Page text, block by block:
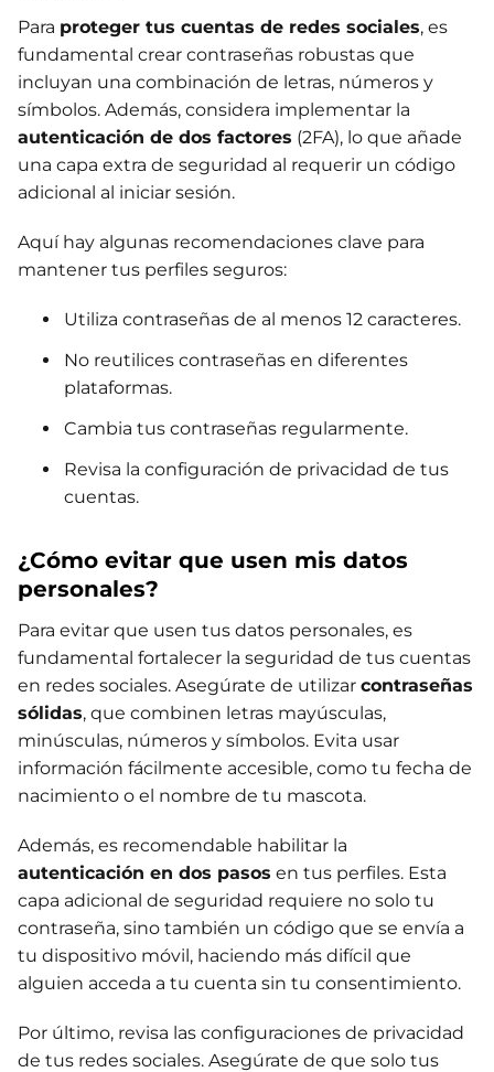
Para proteger tus cuentas de redes sociales, es
fundamental crear contraseñas robustas que
incluyan una combinación de letras, números y
símbolos. Además, considera implementar la
autenticación de dos factores (2FA), lo que añade
una capa extra de seguridad al requerir un código
adicional al iniciar sesión.
Aquí hay algunas recomendaciones clave para
mantener tus perfiles seguros:
Utiliza contraseñas de al menos 12 caracteres.
No reutilices contraseñas en diferentes
plataformas.
Cambia tus contraseñas regularmente.
Revisa la configuración de privacidad de tus
cuentas.
¿Cómo evitar que usen mis datos
personales?
Para evitar que usen tus datos personales, es
fundamental fortalecer la seguridad de tus cuentas
en redes sociales. Asegúrate de utilizar contraseñas
sólidas, que combinen letras mayúsculas,
minúsculas, números y símbolos. Evita usar
información fácilmente accesible, como tu fecha de
nacimiento o el nombre de tu mascota.
Además, es recomendable habilitar la
autenticación en dos pasos en tus perfiles. Esta
capa adicional de seguridad requiere no solo tu
contraseña, sino también un código que se envía a
tu dispositivo móvil, haciendo más difícil que
alguien acceda a tu cuenta sin tu consentimiento.
Por último, revisa las configuraciones de privacidad
de tus redes sociales. Asegúrate de que solo tus